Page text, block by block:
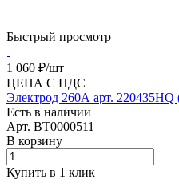
Быстрый просмотр
1 060 ₽/шт
ЦЕНА С НДС
Электрод 260А арт.
Есть в наличии
Арт. BT0000511
В корзину
Купить в 1 клик